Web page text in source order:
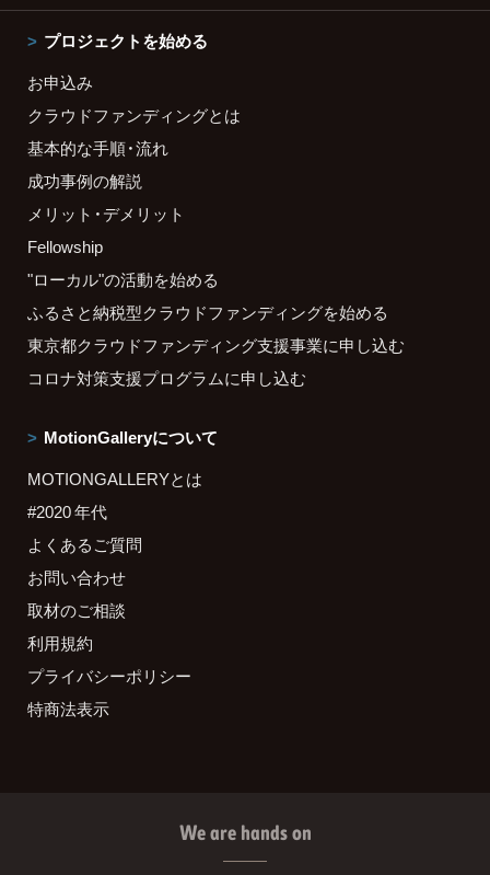
プロジェクトを始める
お申込み
クラウドファンディングとは
基本的な手順・流れ
成功事例の解説
メリット・デメリット
Fellowship
"ローカル"の活動を始める
ふるさと納税型クラウドファンディングを始める
東京都クラウドファンディング支援事業に申し込む
コロナ対策支援プログラムに申し込む
MotionGalleryについて
MOTIONGALLERYとは
#2020 年代
よくあるご質問
お問い合わせ
取材のご相談
利用規約
プライバシーポリシー
特商法表示
We are hands on